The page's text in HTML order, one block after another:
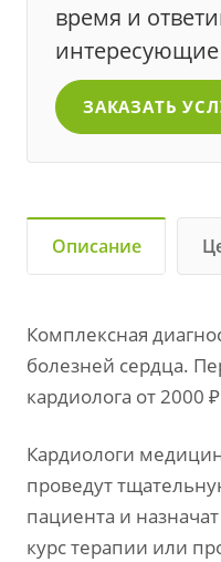
время и
ЗАКАЗАТЬ
Описание
Комплексная
болезней сердца.
кардиолога от 2000 ₽
Кардиологи
проведут
пациента и
курс терапии или